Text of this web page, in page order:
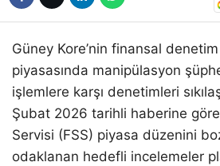
Güney Kore’nin finansal
piyasasında manipülasyon
işlemlere karşı denetimleri
Şubat 2026 tarihli haberine
Servisi (FSS) piyasa düzenini
odaklanan hedefli incelemeler